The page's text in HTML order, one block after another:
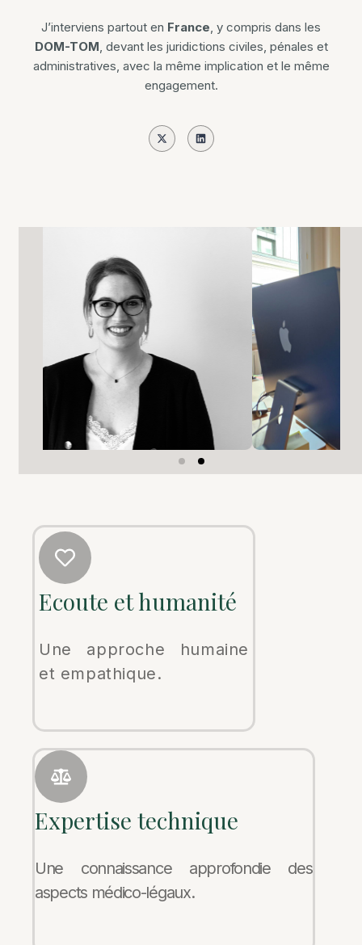
J’interviens partout en France, y compris dans les
DOM-TOM, devant les juridictions civiles, pénales et
administratives, avec la même implication et le même
engagement.
X
-
t
L
i
n
Ecoute et humanité
Une approche humaine
et empathique.
Expertise technique
Une connaissance approfondie des
aspects médico-légaux.